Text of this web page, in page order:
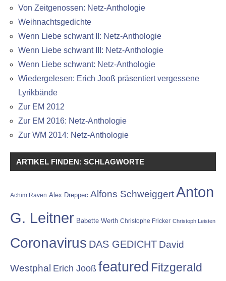
Von Zeitgenossen: Netz-Anthologie
Weihnachtsgedichte
Wenn Liebe schwant II: Netz-Anthologie
Wenn Liebe schwant III: Netz-Anthologie
Wenn Liebe schwant: Netz-Anthologie
Wiedergelesen: Erich Jooß präsentiert vergessene
Lyrikbände
Zur EM 2012
Zur EM 2016: Netz-Anthologie
Zur WM 2014: Netz-Anthologie
ARTIKEL FINDEN: SCHLAGWORTE
Achim Raven Alex Dreppec Alfons SchweiggertAnton
G. Leitner Babette Werth Christophe Fricker Christoph Leisten
Coronavirus DAS GEDICHT David
Westphal Erich Jooß featured Fitzgerald